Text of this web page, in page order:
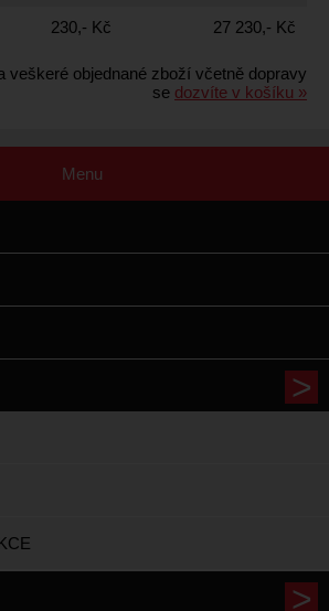
230,- Kč 27 230,- Kč
veškeré objednané zboží včetně dopravy
se dozvíte v košíku »
Menu